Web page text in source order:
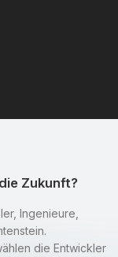
Zukunft?
Ingenieure,
die Entwickler